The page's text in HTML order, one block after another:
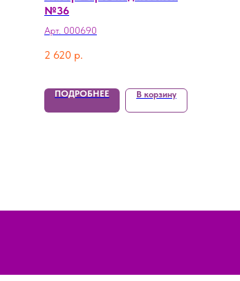
№36
Арт. 000690
2 620 р.
ПОДРОБНЕЕ В корзину